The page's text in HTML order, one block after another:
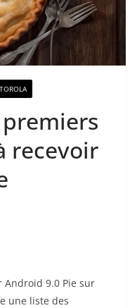
recevoir
9.0 Pie sur
une liste des